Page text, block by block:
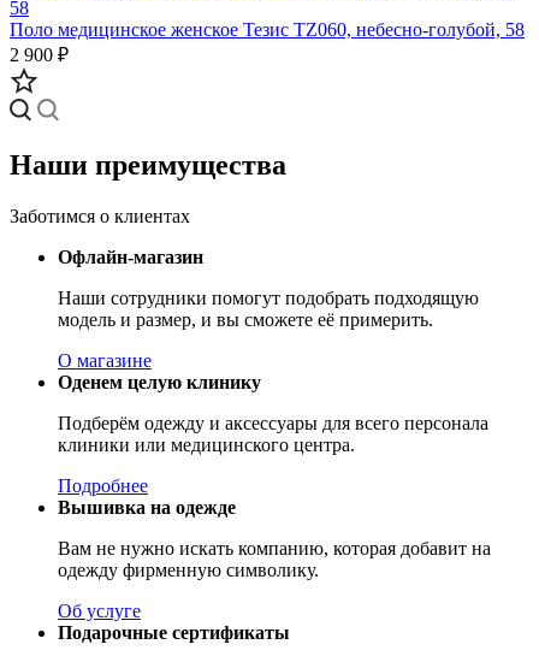
Поло медицинское женское Тезис TZ060, небесно-голубой, 58
2 900 ₽
Наши преимущества
Заботимся о клиентах
Офлайн-магазин
Наши сотрудники помогут подобрать подходящую
модель и размер, и вы сможете её примерить.
О магазине
Оденем целую клинику
Подберём одежду и аксессуары для всего персонала
клиники или медицинского центра.
Подробнее
Вышивка на одежде
Вам не нужно искать компанию, которая добавит на
одежду фирменную символику.
Об услуге
Подарочные сертификаты